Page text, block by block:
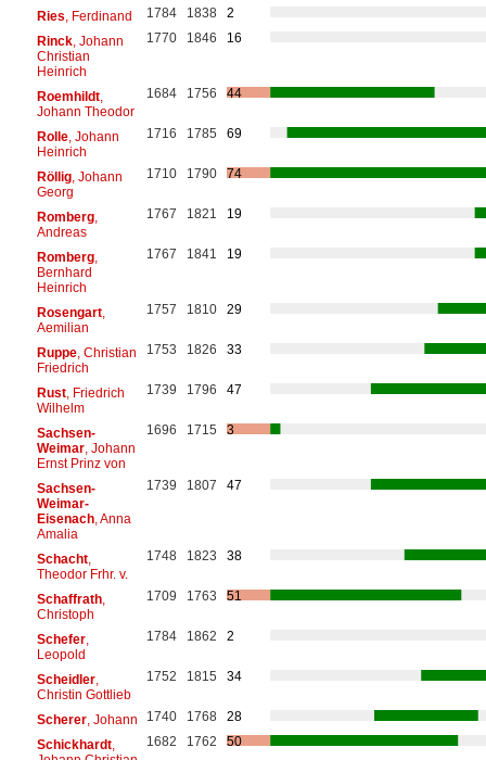
Ries , Ferdinand 1784 1838
2
Rinck, Johann
Christian
Heinrich
1770 1846 16
Roemhildt,
Johann Theodor
1684 1756 44
Rolle, Johann
Heinrich
1716 1785 69
Röllig, Johann
Georg
1710 1790 74
Romberg,
Andreas
1767 1821 19
Romberg,
Bernhard
Heinrich
1767 1841 19
Rosengart,
Aemilian
1757 1810 29
Ruppe, Christian
Friedrich
1753 1826 33
Rust, Friedrich
Wilhelm
1739 1796 47
Sachsen-
Weimar, Johann
Ernst Prinz von
1696 1715 3
Sachsen-
Weimar-
Eisenach, Anna
Amalia
1739 1807 47
Schacht,
Theodor Frhr. v.
1748 1823 38
Schaffrath,
Christoph
1709 1763 51
Schefer,
Leopold
1784 1862 2
Scheidler,
Christin Gottlieb
1752 1815 34
Scherer, Johann 1740 1768
28
Schickhardt,
1682 1762 50